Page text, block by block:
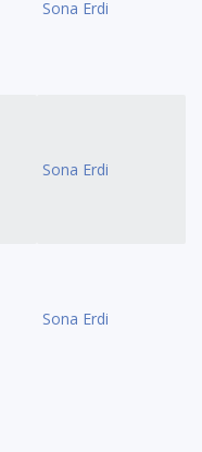
Sona Erdi
Sona Erdi
Sona Erdi